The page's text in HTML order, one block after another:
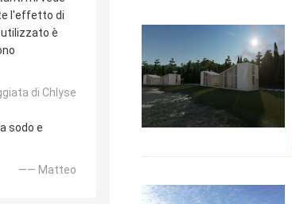
l'effetto di
è
di Chlyse
sodo e
—— Matteo